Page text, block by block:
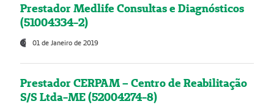
Prestador Medlife Consultas e Diagnósticos
(51004334-2)
01 de Janeiro de 2019
Prestador CERPAM – Centro de Reabilitação
S/S Ltda-ME (52004274-8)